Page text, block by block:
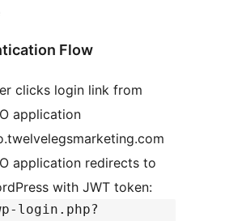
Flow
clicks login link from
application
application redirects to
with JWT token:
login.php?